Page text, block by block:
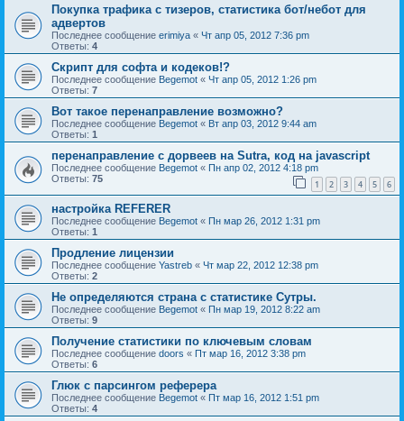
Покупка трафика с тизеров, статистика бот/небот для
адвертов
Последнее сообщение erimiya « Чт апр 05, 2012 7:36 pm
Ответы: 4
Скрипт для софта и кодеков!?
Последнее сообщение Begemot « Чт апр 05, 2012 1:26 pm
Ответы: 7
Вот такое перенаправление возможно?
Последнее сообщение Begemot « Вт апр 03, 2012 9:44 am
Ответы: 1
перенаправление с дорвеев на Sutra, код на javascript
Последнее сообщение Begemot « Пн апр 02, 2012 4:18 pm
Ответы: 75 1 2 3 4 5 6
настройка REFERER
Последнее сообщение Begemot « Пн мар 26, 2012 1:31 pm
Ответы: 1
Продление лицензии
Последнее сообщение Yastreb « Чт мар 22, 2012 12:38 pm
Ответы: 2
Не определяются страна с статистике Сутры.
Последнее сообщение Begemot « Пн мар 19, 2012 8:22 am
Ответы: 9
Получение статистики по ключевым словам
Последнее сообщение doors « Пт мар 16, 2012 3:38 pm
Ответы: 6
Глюк с парсингом реферера
Последнее сообщение Begemot « Пт мар 16, 2012 1:51 pm
Ответы: 4